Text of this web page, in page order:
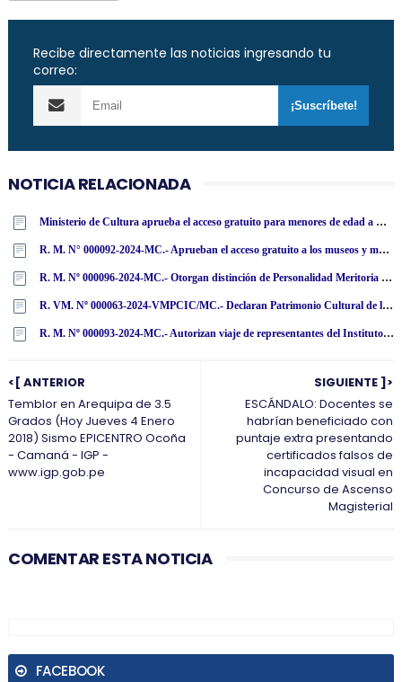
Recibe directamente las noticias ingresando tu
correo:
NOTICIA RELACIONADA
Ministerio de Cultura aprueba el acceso gratuito para menores de edad a museos de todo el Perú - Lista de Museos (R. M. N° 000092-2024-MC)
R. M. N° 000092-2024-MC.- Aprueban el acceso gratuito a los museos y museos de sitio administrados por el Ministerio de Cultura a nivel nacional en beneficio de las niñas, niños y adolescentes de 3 a 17 años
R. M. Nº 000096-2024-MC.- Otorgan distinción de Personalidad Meritoria de la Cultura (Jesús Esteban Alvarado Gutiérrez)
R. VM. Nº 000063-2024-VMPCIC/MC.- Declaran Patrimonio Cultural de la Nación cincuenta bienes muebles repatriados de la República Federal de Alemania
R. M. Nº 000093-2024-MC.- Autorizan viaje de representantes del Instituto Nacional de Radio y Televisión del Perú - IRTP a EE.UU., en comisión de servicios
SIGUIENTE ]>
ESCÁNDALO: Docentes se
habrían beneficiado con
puntaje extra presentando
certificados falsos de
incapacidad visual en
Concurso de Ascenso
Magisterial
<[ ANTERIOR
Temblor en Arequipa de 3.5
Grados (Hoy Jueves 4 Enero
2018) Sismo EPICENTRO Ocoña
- Camaná - IGP -
www.igp.gob.pe
COMENTAR ESTA NOTICIA
FACEBOOK